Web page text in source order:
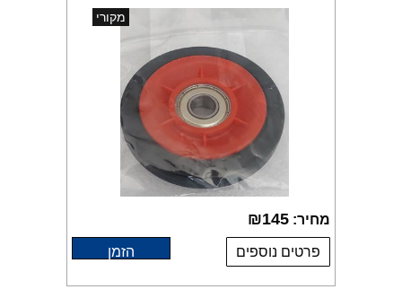
מקורי
מחיר: ₪145
פרטים נוספים הזמן